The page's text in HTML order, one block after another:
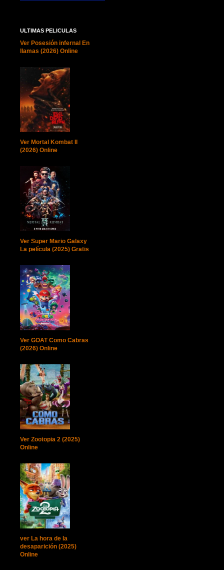
ULTIMAS PELICULAS
Ver Posesión infernal En
llamas (2026) Online
Ver Mortal Kombat II
(2026) Online
Ver Super Mario Galaxy
La película (2025) Gratis
Ver GOAT Como Cabras
(2026) Online
Ver Zootopia 2 (2025)
Online
ver La hora de la
desaparición (2025)
Online